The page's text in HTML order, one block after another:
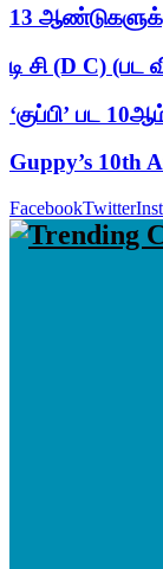
13
டி சி (D C) (பட
‘குப்பி’ பட
Guppy’s 10th
FacebookTwitter